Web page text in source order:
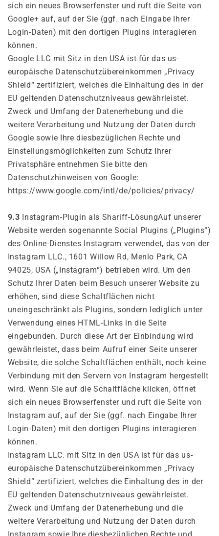
sich ein neues Browserfenster und ruft die Seite von
Google+ auf, auf der Sie (ggf. nach Eingabe Ihrer
Login-Daten) mit den dortigen Plugins interagieren
können.
Google LLC mit Sitz in den USA ist für das us-
europäische Datenschutzübereinkommen „Privacy
Shield“ zertifiziert, welches die Einhaltung des in der
EU geltenden Datenschutzniveaus gewährleistet.
Zweck und Umfang der Datenerhebung und die
weitere Verarbeitung und Nutzung der Daten durch
Google sowie Ihre diesbezüglichen Rechte und
Einstellungsmöglichkeiten zum Schutz Ihrer
Privatsphäre entnehmen Sie bitte den
Datenschutzhinweisen von Google:
https://www.google.com/intl/de/policies/privacy/
9.3 Instagram-Plugin als Shariff-LösungAuf unserer
Website werden sogenannte Social Plugins („Plugins“)
des Online-Dienstes Instagram verwendet, das von der
Instagram LLC., 1601 Willow Rd, Menlo Park, CA
94025, USA („Instagram“) betrieben wird. Um den
Schutz Ihrer Daten beim Besuch unserer Website zu
erhöhen, sind diese Schaltflächen nicht
uneingeschränkt als Plugins, sondern lediglich unter
Verwendung eines HTML-Links in die Seite
eingebunden. Durch diese Art der Einbindung wird
gewährleistet, dass beim Aufruf einer Seite unserer
Website, die solche Schaltflächen enthält, noch keine
Verbindung mit den Servern von Instagram hergestellt
wird. Wenn Sie auf die Schaltfläche klicken, öffnet
sich ein neues Browserfenster und ruft die Seite von
Instagram auf, auf der Sie (ggf. nach Eingabe Ihrer
Login-Daten) mit den dortigen Plugins interagieren
können.
Instagram LLC. mit Sitz in den USA ist für das us-
europäische Datenschutzübereinkommen „Privacy
Shield“ zertifiziert, welches die Einhaltung des in der
EU geltenden Datenschutzniveaus gewährleistet.
Zweck und Umfang der Datenerhebung und die
weitere Verarbeitung und Nutzung der Daten durch